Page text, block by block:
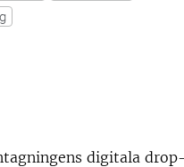
digitala